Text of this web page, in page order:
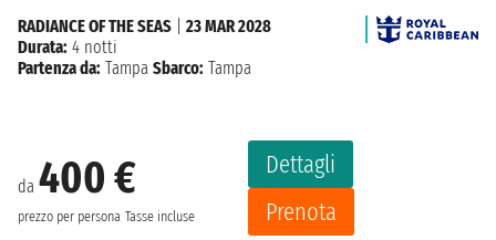
da 400 €
prezzo per persona Tasse incluse
Dettagli
Prenota
RADIANCE OF THE SEAS
23 MAR 2028
Durata: 4 notti
Partenza da: Tampa Sbarco: Tampa